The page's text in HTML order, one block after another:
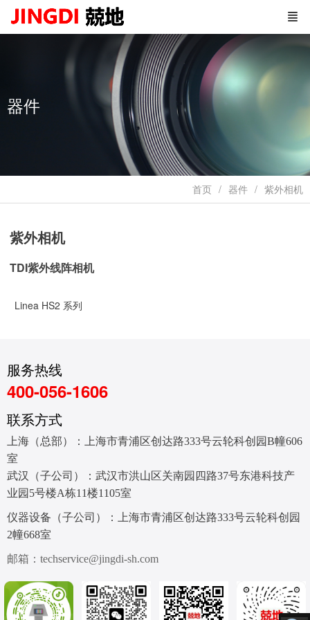
器件
首页 器件 紫外相机
紫外相机
TDI紫外线阵相机
Linea HS2 系列
服务热线
400-056-1606
联系方式
上海（总部）：上海市青浦区创达路333号云轮科创园B幢606
室
武汉（子公司）：武汉市洪山区关南园四路37号东港科技产
业园5号楼A栋11楼1105室
仪器设备（子公司）：上海市青浦区创达路333号云轮科创园
2幢668室
邮箱：techservice@jingdi-sh.com